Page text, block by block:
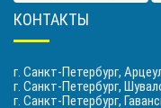
КОНТАКТЫ
г. Санкт-Петербург,
г. Санкт-Петербург,
г. Санкт-Петербург,